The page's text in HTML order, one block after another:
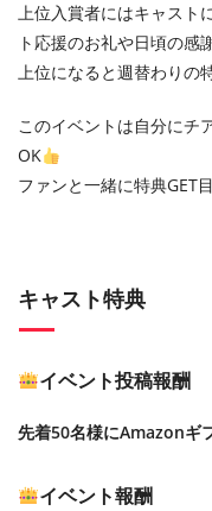
上位入賞者にはキャスト
ト応援のお礼や日頃の感
上位になると週替わりの
このイベントは自分にチ
OK
ファンと一緒に特典GET
キャスト特典
イベント投稿報酬
先着50名様にAmazonギ
イベント報酬